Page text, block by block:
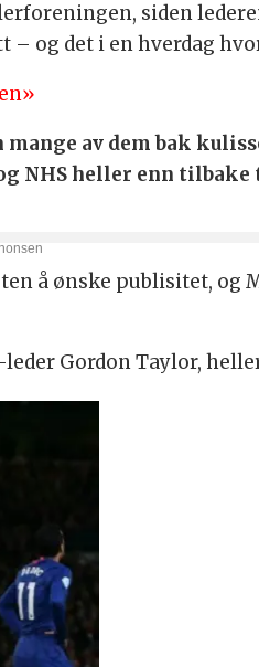
siden
og det i en hverdag
av dem bak
NHS heller enn
å ønske publisitet, og
Gordon Taylor,